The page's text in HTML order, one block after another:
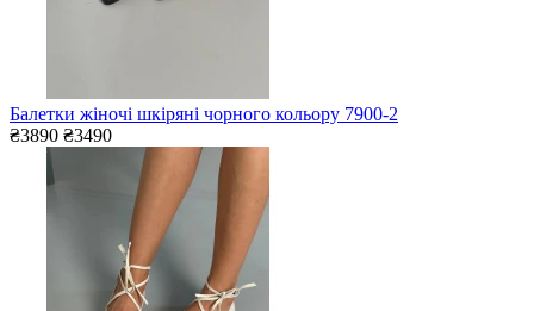
Балетки жіночі шкіряні чорного кольору 7900-2
₴3890 ₴3490